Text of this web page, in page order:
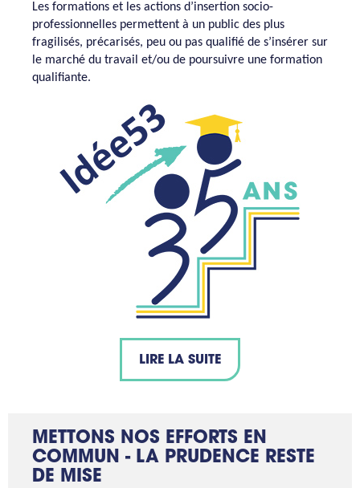
Les formations et les actions d’insertion socio-
professionnelles permettent à un public des plus
fragilisés, précarisés, peu ou pas qualifié de s’insérer sur
le marché du travail et/ou de poursuivre une formation
qualifiante.
LIRE LA SUITE
METTONS NOS EFFORTS EN
COMMUN - LA PRUDENCE RESTE
DE MISE